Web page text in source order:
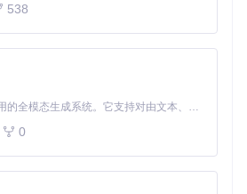
↓
始实现文本乐谱转换
需要深厚的音乐理论知识，通过以下
何人都能快速上手并实现专业级的乐
渲染
538
MiniMax H3 是一个通用的全模态生成系统。它支持对由文本、图像、视频和音频组成的多模态上下文进行统一理解，并能生成分辨率高达 2K、时长可达 15 秒的带原生立体声音频的视频。得益于面向任务泛化的系统设计，H3 在预训练阶段就已具备广泛的多模态上下文理解与生成能力，能够出色地执行复杂的多模态指令。
0